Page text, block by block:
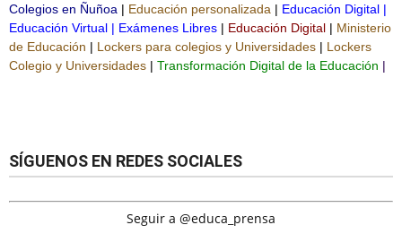
Colegios en Ñuñoa | Educación personalizada | Educación Digital |
Educación Virtual | Exámenes Libres | Educación Digital | Ministerio
de Educación | Lockers para colegios y Universidades | Lockers
Colegio y Universidades | Transformación Digital de la Educación |
SÍGUENOS EN REDES SOCIALES
Seguir a @educa_prensa